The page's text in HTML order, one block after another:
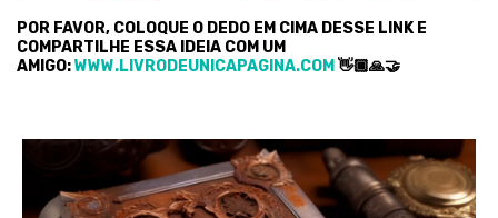
POR FAVOR, COLOQUE O DEDO EM CIMA DESSE LINK E
COMPARTILHE ESSA IDEIA COM UM
AMIGO:WWW.LIVRODEUNICAPAGINA.COM 👋🏿🙏🤝